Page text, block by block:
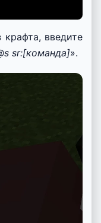
введите
sr:[команда]».